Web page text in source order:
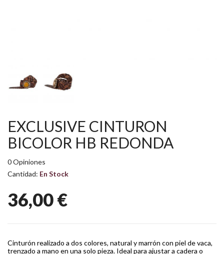
EXCLUSIVE CINTURON
BICOLOR HB REDONDA
0 Opiniones
Cantidad: En Stock
36,00 €
Cinturón realizado a dos colores, natural y marrón con piel de vaca,
trenzado a mano en una solo pieza. Ideal para ajustar a cadera o